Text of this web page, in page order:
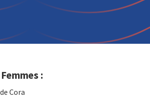
:
Cora